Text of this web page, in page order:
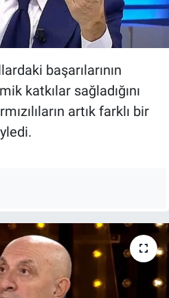
başarılarının
katkılar sağladığını
artık farklı bir